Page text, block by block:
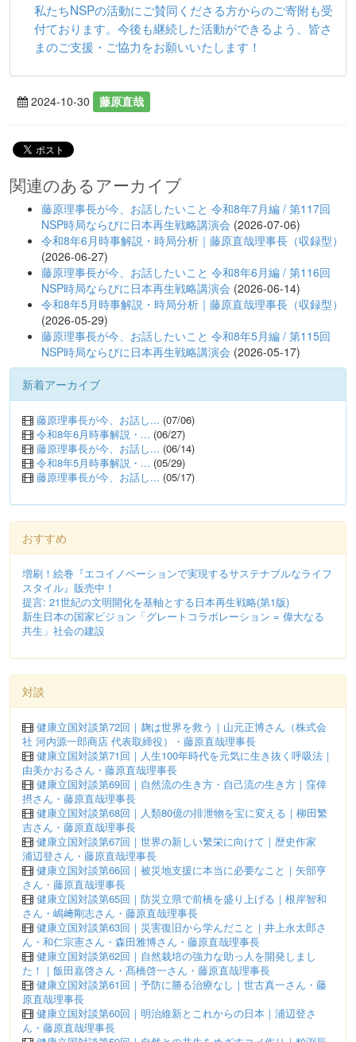
私たちNSPの活動にご賛同くださる方からのご寄附も受
付ております。今後も継続した活動ができるよう、皆さ
まのご支援・ご協力をお願いいたします！
2024-10-30 藤原直哉
関連のあるアーカイブ
藤原理事長が今、お話したいこと 令和8年7月編 / 第117回
NSP時局ならびに日本再生戦略講演会 (2026-07-06)
令和8年6月時事解説・時局分析｜藤原直哉理事長（収録型）
(2026-06-27)
藤原理事長が今、お話したいこと 令和8年6月編 / 第116回
NSP時局ならびに日本再生戦略講演会 (2026-06-14)
令和8年5月時事解説・時局分析｜藤原直哉理事長（収録型）
(2026-05-29)
藤原理事長が今、お話したいこと 令和8年5月編 / 第115回
NSP時局ならびに日本再生戦略講演会 (2026-05-17)
新着アーカイブ
藤原理事長が今、お話し... (07/06)
令和8年6月時事解説・... (06/27)
藤原理事長が今、お話し... (06/14)
令和8年5月時事解説・... (05/29)
藤原理事長が今、お話し... (05/17)
おすすめ
増刷！絵巻『エコイノベーションで実現するサステナブルなライフ
スタイル』販売中！
提言: 21世紀の文明開化を基軸とする日本再生戦略(第1版)
新生日本の国家ビジョン「グレートコラボレーション = 偉大なる
共生」社会の建設
対談
健康立国対談第72回｜麹は世界を救う｜山元正博さん（株式会
社 河内源一郎商店 代表取締役）・藤原直哉理事長
健康立国対談第71回｜人生100年時代を元気に生き抜く呼吸法｜
由美かおるさん・藤原直哉理事長
健康立国対談第69回｜自然流の生き方・自己流の生き方｜窪倖
摂さん・藤原直哉理事長
健康立国対談第68回｜人類80億の排泄物を宝に変える｜柳田繁
吉さん・藤原直哉理事長
健康立国対談第67回｜世界の新しい繁栄に向けて｜歴史作家
浦辺登さん・藤原直哉理事長
健康立国対談第66回｜被災地支援に本当に必要なこと｜矢部亨
さん・藤原直哉理事長
健康立国対談第65回｜防災立県で前橋を盛り上げる｜根岸智和
さん・嶋﨑剛志さん・藤原直哉理事長
健康立国対談第63回｜災害復旧から学んだこと｜井上永太郎さ
ん・和仁宗憲さん・森田雅博さん・藤原直哉理事長
健康立国対談第62回｜自然栽培の強力な助っ人を開発しまし
た！｜飯田嘉啓さん・髙橋啓一さん・藤原直哉理事長
健康立国対談第61回｜予防に勝る治療なし｜世古真一さん・藤
原直哉理事長
健康立国対談第60回｜明治維新とこれからの日本｜浦辺登さ
ん・藤原直哉理事長